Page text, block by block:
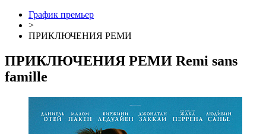
График премьер
>
ПРИКЛЮЧЕНИЯ РЕМИ
ПРИКЛЮЧЕНИЯ РЕМИ Remi sans
famille